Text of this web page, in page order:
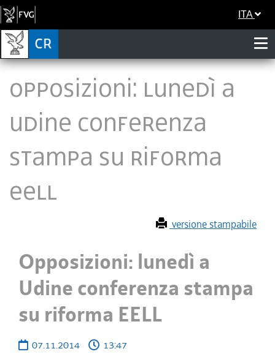
ITA
Opposizioni: lunedì a
Udine conferenza
stampa su riforma
EELL
versione stampabile
Opposizioni: lunedì a
Udine conferenza stampa
su riforma EELL
07.11.2014
13:47